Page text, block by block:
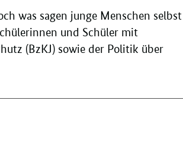
was sagen junge Menschen selbst
und Schüler mit
(BzKJ) sowie der Politik über